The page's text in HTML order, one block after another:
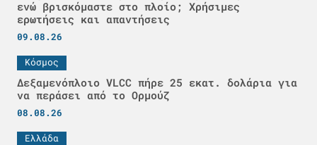
ενώ βρισκόμαστε στο πλοίο; Χρήσιμες
ερωτήσεις και απαντήσεις
09.08.26
Κόσμος
Δεξαμενόπλοιο VLCC πήρε 25 εκατ. δολάρια για
να περάσει από το Ορμούζ
08.08.26
Ελλάδα